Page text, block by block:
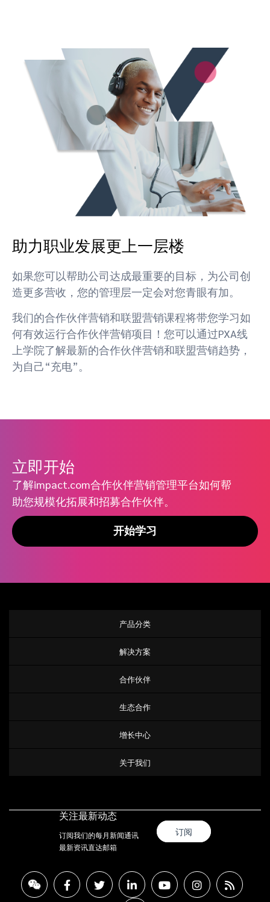
助力职业发展更上一层楼
如果您可以帮助公司达成最重要的目标，为公司创
造更多营收，您的管理层一定会对您青眼有加。
我们的合作伙伴营销和联盟营销课程将带您学习如
何有效运行合作伙伴营销项目！您可以通过PXA线
上学院了解最新的合作伙伴营销和联盟营销趋势，
为自己“充电”。
立即开始
了解impact.com合作伙伴营销管理平台如何帮
助您规模化拓展和招募合作伙伴。
开始学习
产品分类
解决方案
合作伙伴
生态合作
增长中心
关于我们
关注最新动态
订阅我们的每月新闻通讯
最新资讯直达邮箱
订阅